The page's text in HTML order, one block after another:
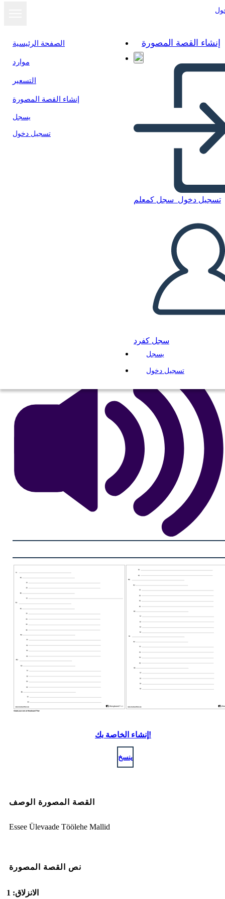
الصفحة الرئيسية
موارد
التسعير
إنشاء القصة المصورة
يسجل
تسجيل دخول
إنشاء القصة المصورة
تسجيل دخول سجل كمعلم
سجل كفرد
يسجل
تسجيل دخول
عرض كشرائح
إنشاء الخاصة بك!
ينسخ
القصة المصورة الوصف
Essee Ülevaade Töölehe Mallid
نص القصة المصورة
الانزلاق: 1